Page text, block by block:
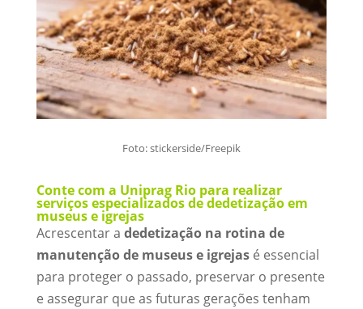
Foto: stickerside/Freepik
Conte com a Uniprag Rio para realizar
serviços especializados de dedetização em
museus e igrejas
Acrescentar a dedetização na rotina de
manutenção de museus e igrejas é essencial
para proteger o passado, preservar o presente
e assegurar que as futuras gerações tenham